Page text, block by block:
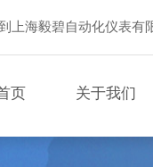
上海毅碧自动化仪表有
页 关于我们